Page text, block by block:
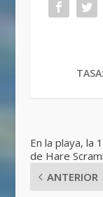
TASA:
En la playa, la
de Hare
ANTERIOR